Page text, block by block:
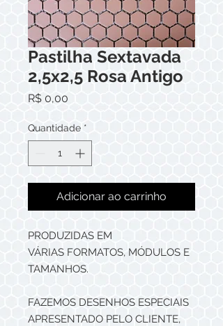
Pastilha Sextavada
2,5x2,5 Rosa Antigo
R$ 0,00
Quantidade *
Adicionar ao carrinho
PRODUZIDAS EM
VÁRIAS FORMATOS, MÓDULOS E
TAMANHOS.
FAZEMOS DESENHOS ESPECIAIS
APRESENTADO PELO CLIENTE,